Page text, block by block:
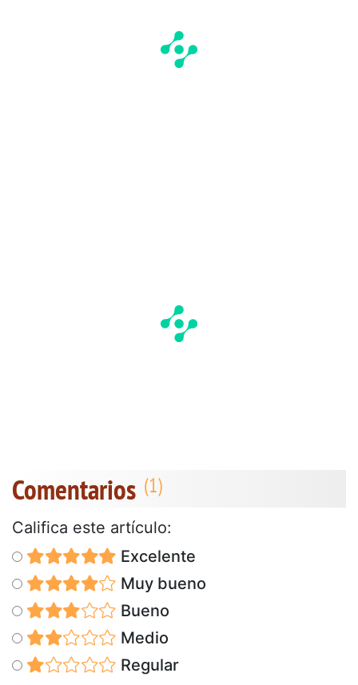
Comentarios
Califica este artículo:
Excelente
Muy bueno
Bueno
Medio
Regular